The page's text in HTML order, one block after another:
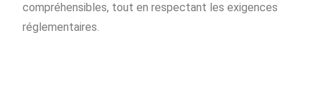
compréhensibles, tout en respectant les exigences
réglementaires.